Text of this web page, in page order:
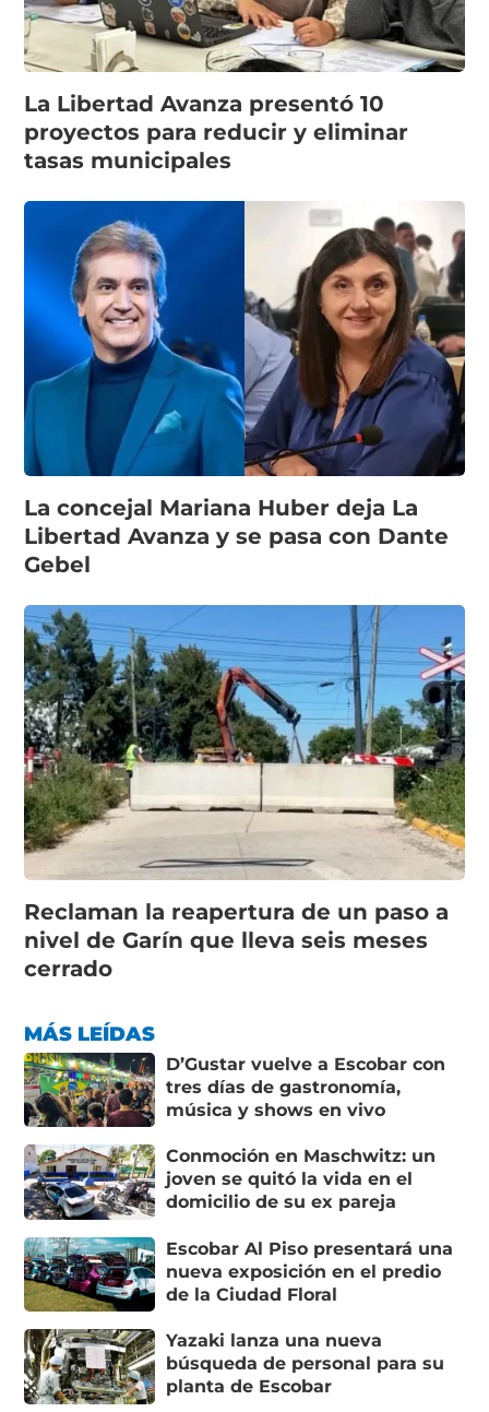
La Libertad Avanza presentó 10
proyectos para reducir y eliminar
tasas municipales
La concejal Mariana Huber deja La
Libertad Avanza y se pasa con Dante
Gebel
Reclaman la reapertura de un paso a
nivel de Garín que lleva seis meses
cerrado
MÁS LEÍDAS
D’Gustar vuelve a Escobar con
tres días de gastronomía,
música y shows en vivo
Conmoción en Maschwitz: un
joven se quitó la vida en el
domicilio de su ex pareja
Escobar Al Piso presentará una
nueva exposición en el predio
de la Ciudad Floral
Yazaki lanza una nueva
búsqueda de personal para su
planta de Escobar